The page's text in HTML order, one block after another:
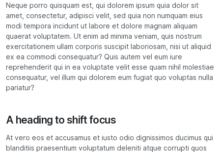
Neque porro quisquam est, qui dolorem ipsum quia dolor sit
amet, consectetur, adipisci velit, sed quia non numquam eius
modi tempora incidunt ut labore et dolore magnam aliquam
quaerat voluptatem. Ut enim ad minima veniam, quis nostrum
exercitationem ullam corporis suscipit laboriosam, nisi ut aliquid
ex ea commodi consequatur? Quis autem vel eum iure
reprehenderit qui in ea voluptate velit esse quam nihil molestiae
consequatur, vel illum qui dolorem eum fugiat quo voluptas nulla
pariatur?
A heading to shift focus
At vero eos et accusamus et iusto odio dignissimos ducimus qui
blanditiis praesentium voluptatum deleniti atque corrupti quos